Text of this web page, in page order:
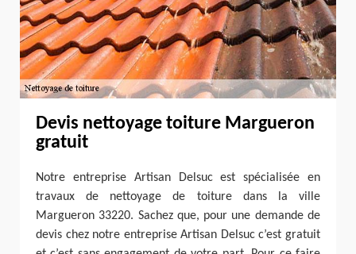
Devis nettoyage toiture Margueron
gratuit
Notre entreprise Artisan Delsuc est spécialisée en
travaux de nettoyage de toiture dans la ville
Margueron 33220. Sachez que, pour une demande de
devis chez notre entreprise Artisan Delsuc c’est gratuit